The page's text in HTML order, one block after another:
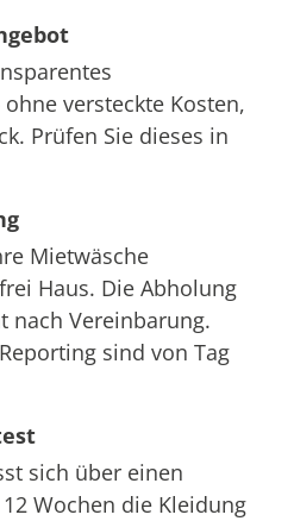
versteckte Kosten,
Prüfen Sie dieses in
Mietwäsche
Haus. Die Abholung
nach Vereinbarung.
sind von Tag
sich über einen
Wochen die Kleidung